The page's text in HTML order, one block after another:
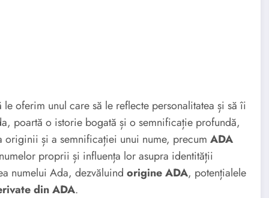
oferim unul care să le reflecte personalitatea și să îi
poartă o istorie bogată și o semnificație profundă,
originii și a semnificației unui nume, precum ADA
proprii și influența lor asupra identității
numelui Ada, dezvăluind origine ADA, potențialele
din ADA.